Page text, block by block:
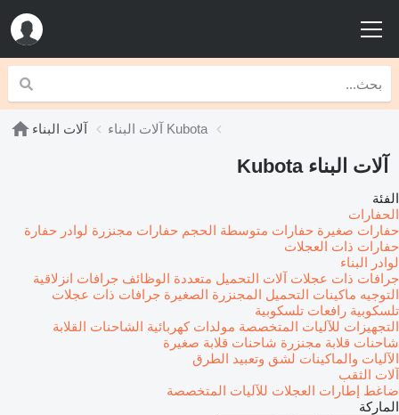
آلات البناء آلات البناء Kubota
آلات البناء Kubota
الفئة
الحفارات
حفارات صغيرة حفارات متوسطة الحجم حفارات مجنزرة لوادر حفارة
حفارات ذات العجلات
لوادر البناء
جرافات ذات عجلات آلات التحميل متعددة الوظائف جرافات انزلاقية
التوجيه ماكينات التحميل المجنزرة الصغيرة جرافات ذات عجلات
تلسكوبية رافعات تلسكوبية
التجهيزات للآليات المتخصصة مولدات كهربائية الشاحنات القلابة
شاحنات قلابة مجنزرة شاحنات قلابة صغيرة
الآليات والماكينات لشق وتعبيد الطرق
آلات الثقب
ضاغط إطارات العجلات للآليات المتخصصة
الماركة